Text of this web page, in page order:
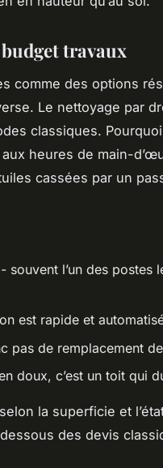
travaux
comme des options
Le nettoyage par
classiques.
aux heures de main-
cassées par un
- souvent l’un des postes
est rapide et
pas de remplacement
doux, c’est un toit qui
la superficie et
des devis